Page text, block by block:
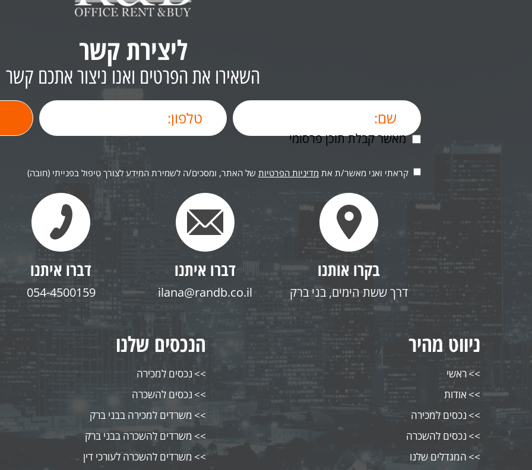
ליצירת קשר
השאירו את הפרטים ואנו ניצור אתכם קשר
מאשר קבלת תוכן פרסומי
קראתי ואני מאשר/ת את מדיניות הפרטיות של האתר, ומסכים/ה לשמירת המידע לצורך טיפול בפנייתי (חובה)
בקרו אותנו
דרך ששת הימים, בני ברק
דברו איתנו
ilana@randb.co.il
דברו איתנו
054-4500159
ניווט מהיר
ראשי
אודות
נכסים למכירה
נכסים להשכרה
המגדלים שלנו
הנכסים שלנו
נכסים למכירה
נכסים להשכרה
משרדים למכירה בבני ברק
משרדים להשכרה בבני ברק
משרדים להשכרה לעורכי דין